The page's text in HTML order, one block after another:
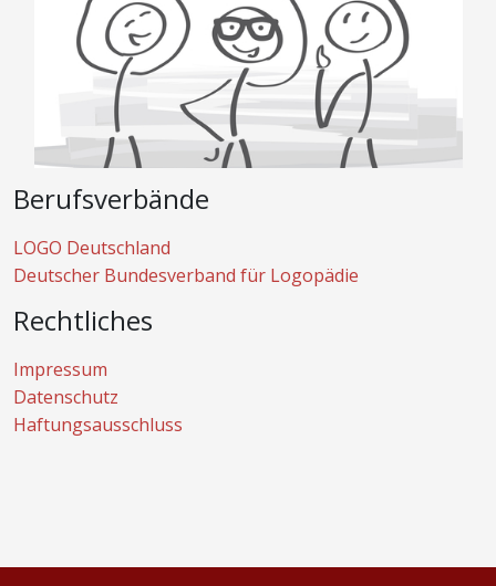
Berufsverbände
LOGO Deutschland
Deutscher Bundesverband für Logopädie
Rechtliches
Impressum
Datenschutz
Haftungsausschluss